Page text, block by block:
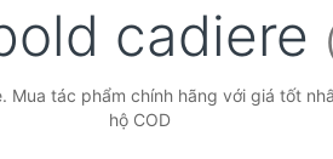
cadiere
tác phẩm chính hãng với giá tốt
hộ COD